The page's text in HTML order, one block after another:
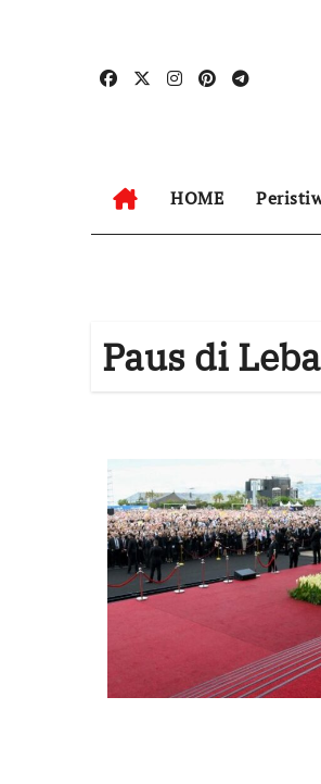
HOME
Paus di